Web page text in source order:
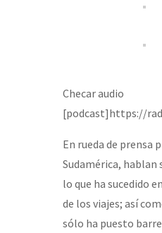
Checar audio
[podcast]https://
En rueda de prensa
Sudamérica,
lo que ha sucedido
de los viajes; así
sólo ha puesto